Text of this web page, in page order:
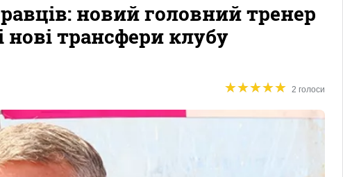
новий головний тренер
трансфери клубу
★★★★★
★★★★★ 2 голоси